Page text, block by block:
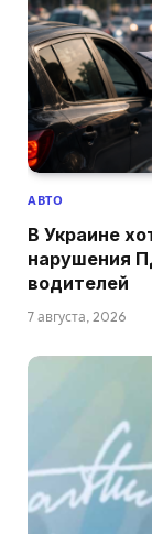
АВТО
В Украине
нарушения
водителей
7 августа, 2026